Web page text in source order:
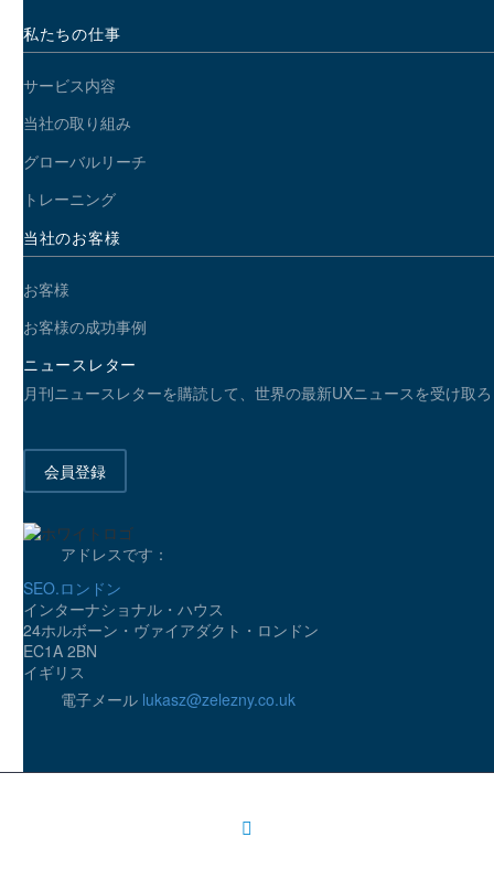
ローカライゼーションが国際的なユーザーエクスペリエンスの鍵
3
07 4? 2014
3
02 12? 2013
モバイルメニューのユーザビリティ
私たちの仕事
サービス内容
当社の取り組み
グローバルリーチ
トレーニング
当社のお客様
お客様
お客様の成功事例
ニュースレター
月刊ニュースレターを購読して、世界の最新UXニュースを受け取
会員登録
アドレスです：
SEO.ロンドン
インターナショナル・ハウス
24ホルボーン・ヴァイアダクト・ロンドン
EC1A 2BN
イギリス
電子メール lukasz@zelezny.co.uk